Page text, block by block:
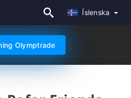
Íslenska
Olymptrade